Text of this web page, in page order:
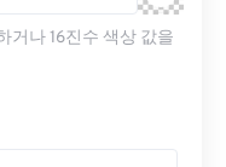
거나 16진수 색상 값을